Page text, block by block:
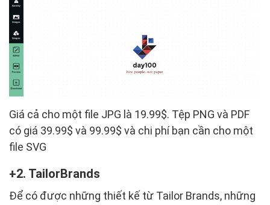
Giá cả cho một file JPG là 19.99$. Tệp PNG và PDF
có giá 39.99$ và 99.99$ và chi phí bạn cần cho một
file SVG
2. TailorBrands
Để có được những thiết kế từ Tailor Brands, những